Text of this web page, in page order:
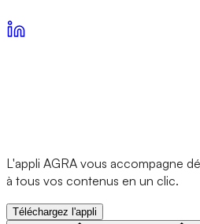
L'appli AGRA vous accompagne
à tous vos contenus en un clic.
Téléchargez l'appli